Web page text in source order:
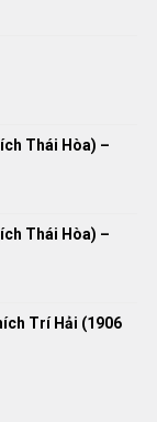
Thái Hòa) –
Thái Hòa) –
Trí Hải (1906